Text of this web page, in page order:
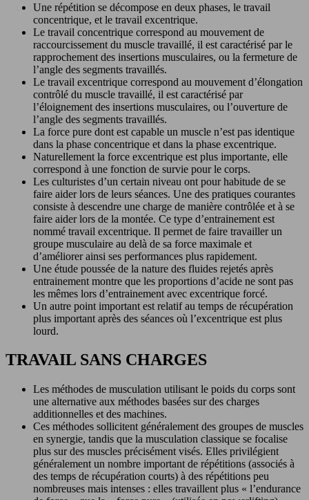
Une répétition se décompose en deux phases, le travail
concentrique, et le travail excentrique.
Le travail concentrique correspond au mouvement de
raccourcissement du muscle travaillé, il est caractérisé par le
rapprochement des insertions musculaires, ou la fermeture de
l’angle des segments travaillés.
Le travail excentrique correspond au mouvement d’élongation
contrôlé du muscle travaillé, il est caractérisé par
l’éloignement des insertions musculaires, ou l’ouverture de
l’angle des segments travaillés.
La force pure dont est capable un muscle n’est pas identique
dans la phase concentrique et dans la phase excentrique.
Naturellement la force excentrique est plus importante, elle
correspond à une fonction de survie pour le corps.
Les culturistes d’un certain niveau ont pour habitude de se
faire aider lors de leurs séances. Une des pratiques courantes
consiste à descendre une charge de manière contrôlée et à se
faire aider lors de la montée. Ce type d’entrainement est
nommé travail excentrique. Il permet de faire travailler un
groupe musculaire au delà de sa force maximale et
d’améliorer ainsi ses performances plus rapidement.
Une étude poussée de la nature des fluides rejetés après
entrainement montre que les proportions d’acide ne sont pas
les mêmes lors d’entrainement avec excentrique forcé.
Un autre point important est relatif au temps de récupération
plus important après des séances où l’excentrique est plus
lourd.
TRAVAIL SANS CHARGES
Les méthodes de musculation utilisant le poids du corps sont
une alternative aux méthodes basées sur des charges
additionnelles et des machines.
Ces méthodes sollicitent généralement des groupes de muscles
en synergie, tandis que la musculation classique se focalise
plus sur des muscles précisément visés. Elles privilégient
généralement un nombre important de répétitions (associés à
des temps de récupération courts) à des répétitions peu
nombreuses mais intenses : elles travaillent plus « l’endurance